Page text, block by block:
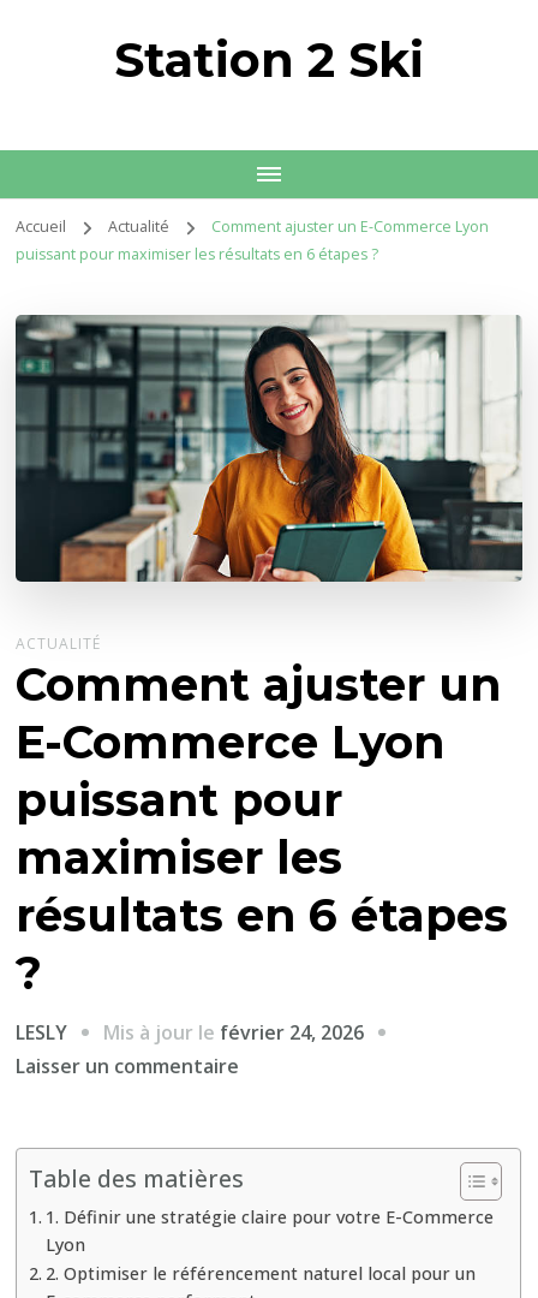
Station 2 Ski
Accueil Actualité
Comment ajuster un E-Commerce Lyon
puissant pour maximiser les résultats en 6 étapes ?
ACTUALITÉ
Comment ajuster un
E-Commerce Lyon
puissant pour
maximiser les
résultats en 6 étapes
?
LESLY Mis à jour le février 24, 2026
Laisser un commentaire
E-
Commerce
puissant
Table des matières
1. Définir une stratégie claire pour votre E-Commerce
Lyon
2. Optimiser le référencement naturel local pour un